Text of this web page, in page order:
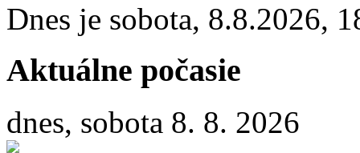
Dnes je sobota, 8.8.2026,
Aktuálne počasie
dnes, sobota 8. 8. 2026